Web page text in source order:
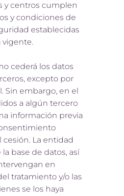
y centros cumplen
y condiciones de
establecidas
vigente.
cederá los datos
excepto por
Sin embargo, en el
a algún tercero
información previa
cesión. La entidad
base de datos, así
en
tratamiento y/o las
se los haya